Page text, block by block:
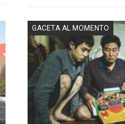
GACETA AL MOMENTO